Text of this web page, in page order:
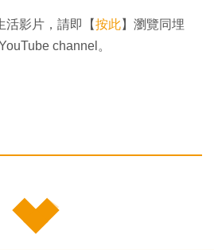
活影片，請即【按此】瀏覽同埋
channel。